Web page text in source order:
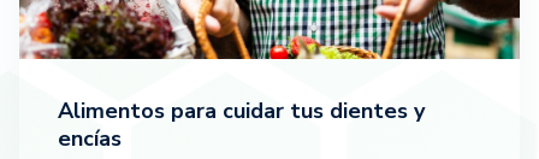
Alimentos para cuidar tus dientes y
encías